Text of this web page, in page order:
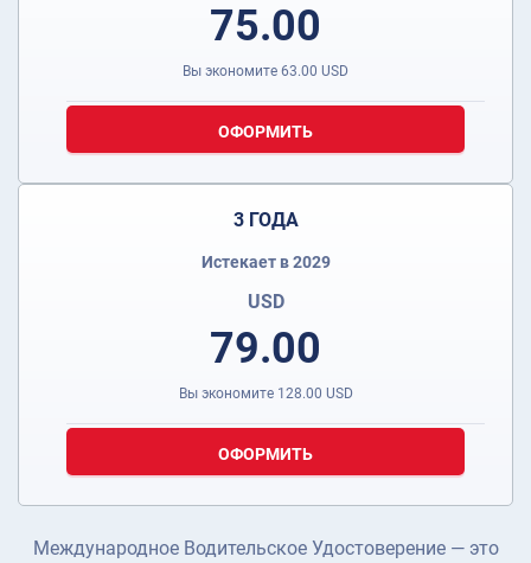
75.00
Вы экономите 63.00 USD
ОФОРМИТЬ
3 ГОДА
Истекает в 2029
USD
79.00
Вы экономите 128.00 USD
ОФОРМИТЬ
Международное Водительское Удостоверение — это